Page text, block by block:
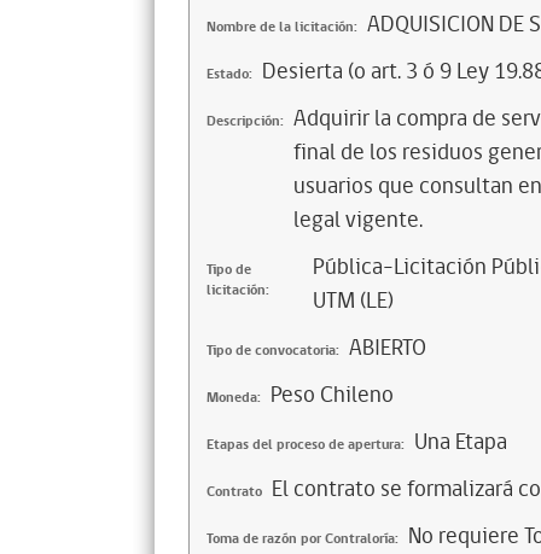
Nombre de la licitación: ADQUISICION DE
Estado: Desierta (o art. 3 ó 9 Ley
Descripción: Adquirir la compra de
final de los residuos
usuarios que consultan
legal vigente.
Tipo de
licitación:
Pública-Licitación
UTM (LE)
Tipo de convocatoria: ABIERTO
Moneda: Peso Chileno
Etapas del proceso de apertura: Una Etapa
Contrato El contrato se formalizará
Toma de razón por Contraloría: No requiere